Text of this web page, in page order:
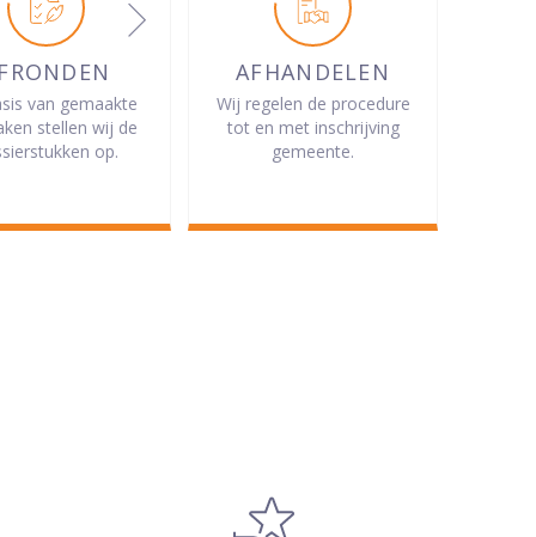
van gemaakte
stellen wij de
op.
AFHANDELEN
Wij regelen de procedure
tot en met inschrijving
gemeente.